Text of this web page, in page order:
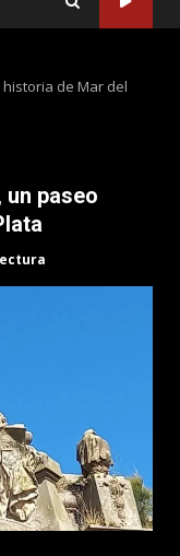
historia de Mar del
un paseo